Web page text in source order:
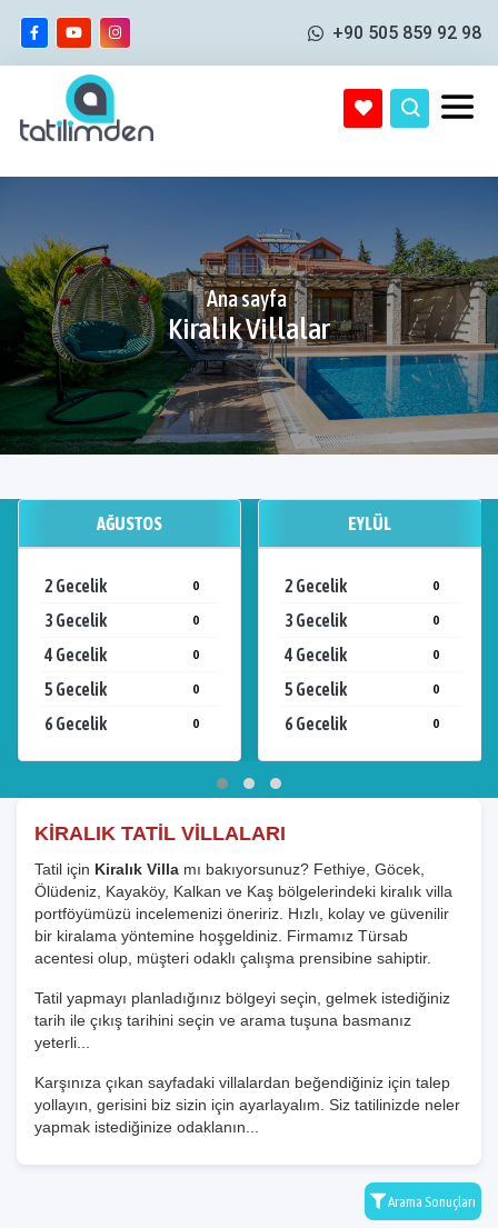
+90 505 859 92 98
Ana sayfa
Kiralık Villalar
AĞUSTOS
2 Gecelik 0
3 Gecelik 0
4 Gecelik 0
5 Gecelik 0
6 Gecelik 0
EYLÜL
2 Gecelik 0
3 Gecelik 0
4 Gecelik 0
5 Gecelik 0
6 Gecelik 0
KİRALIK TATİL VİLLALARI
Tatil için Kiralık Villa mı bakıyorsunuz? Fethiye, Göcek,
Ölüdeniz, Kayaköy, Kalkan ve Kaş bölgelerindeki kiralık villa
portföyümüzü incelemenizi öneririz. Hızlı, kolay ve güvenilir
bir kiralama yöntemine hoşgeldiniz. Firmamız Türsab
acentesi olup, müşteri odaklı çalışma prensibine sahiptir.
Tatil yapmayı planladığınız bölgeyi seçin, gelmek istediğiniz
tarih ile çıkış tarihini seçin ve arama tuşuna basmanız
yeterli...
Karşınıza çıkan sayfadaki villalardan beğendiğiniz için talep
yollayın, gerisini biz sizin için ayarlayalım. Siz tatilinizde neler
yapmak istediğinize odaklanın...
Arama Sonuçları